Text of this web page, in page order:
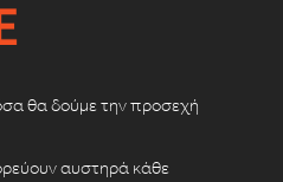
θα δούμε την προσεχή
αυστηρά κάθε